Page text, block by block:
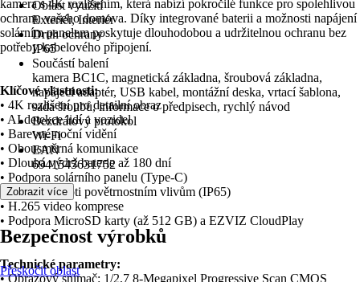
Oblast využití
Exteriér, Interiér
Druh ochrany
IP65
Součástí balení
kamera BC1C, magnetická základna, šroubová základna,
napájecí adaptér, USB kabel, montážní deska, vrtací šablona,
sada šroubů, informace o předpisech, rychlý návod
Bezdrátový protokol
Wi-Fi
EAN
6941545631752
kamera s 4K rozlišením, která nabízí pokročilé funkce pro spolehlivou
ochranu vašeho domova. Díky integrované baterii a možnosti napájení
solárním panelem poskytuje dlouhodobou a udržitelnou ochranu bez
potřeby kabelového připojení.
Klíčové vlastnosti:
• 4K rozlišení pro detailní obraz
• AI detekce lidí a vozidel
• Barevné noční vidění
• Obousměrná komunikace
• Dlouhá výdrž baterie až 180 dní
• Podpora solárního panelu (Type-C)
• Odolnost proti povětrnostním vlivům (IP65)
• H.265 video komprese
• Podpora MicroSD karty (až 512 GB) a EZVIZ CloudPlay
Technické parametry:
• Obrazový snímač: 1/2,7 8-Megapixel Progressive Scan CMOS
Zobrazit více
Bezpečnost výrobků
Přeskočit oblast